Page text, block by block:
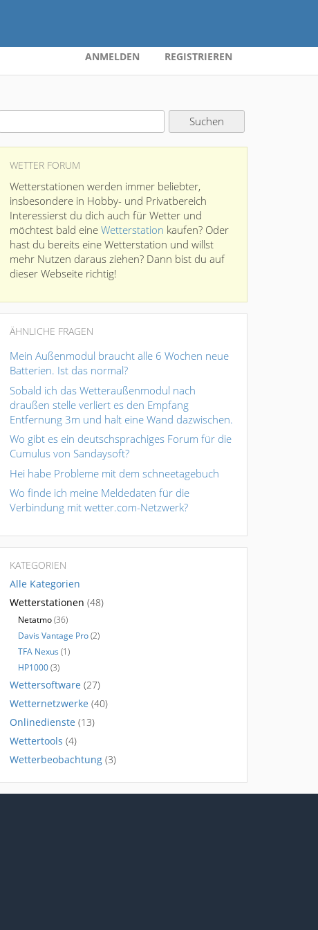
ANMELDEN REGISTRIEREN
WETTER FORUM
Wetterstationen werden immer beliebter,
insbesondere in Hobby- und Privatbereich
Interessierst du dich auch für Wetter und
möchtest bald eine Wetterstation kaufen? Oder
hast du bereits eine Wetterstation und willst
mehr Nutzen daraus ziehen? Dann bist du auf
dieser Webseite richtig!
ÄHNLICHE FRAGEN
Mein Außenmodul braucht alle 6 Wochen neue
Batterien. Ist das normal?
Sobald ich das Wetteraußenmodul nach
draußen stelle verliert es den Empfang
Entfernung 3m und halt eine Wand dazwischen.
Wo gibt es ein deutschsprachiges Forum für die
Cumulus von Sandaysoft?
Hei habe Probleme mit dem schneetagebuch
Wo finde ich meine Meldedaten für die
Verbindung mit wetter.com-Netzwerk?
KATEGORIEN
Alle Kategorien
Wetterstationen (48)
Netatmo(36)
Davis Vantage Pro(2)
TFA Nexus (1)
HP1000(3)
Wettersoftware (27)
Wetternetzwerke (40)
Onlinedienste (13)
Wettertools (4)
Wetterbeobachtung (3)